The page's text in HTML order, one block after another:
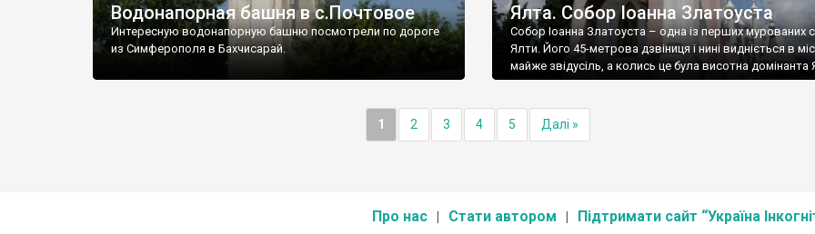
Водонапорная башня в с.Почтовое
Интересную водонапорную башню посмотрели по дороге
из Симферополя в Бахчисарай.
Ялта. Собор Іоанна Златоуста
Собор Іоанна Златоуста – одна із перших мурованих
Ялти. Його 45-метрова дзвіниця і нині видніється в
майже звідусіль, а колись це була висотна домінанта
1 2 3 4 5 Далі »
Про нас Стати автором Підтримати сайт “Україна